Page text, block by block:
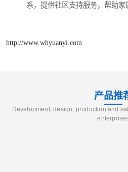
系，提供社区支持服务，帮助家
http://www.whyuanyi.com
产品推
Development, design, production and